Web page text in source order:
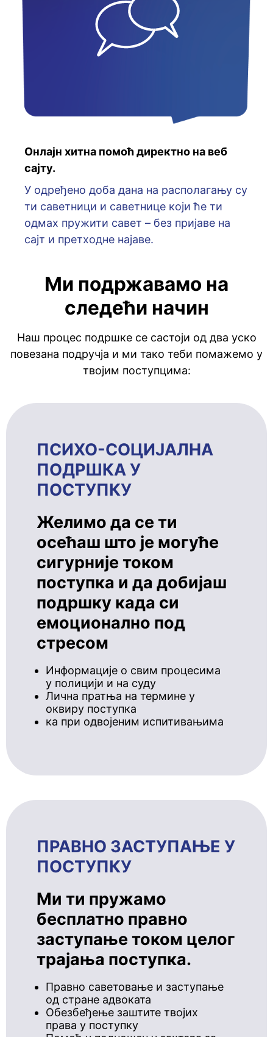
Онлајн хитна помоћ директно на веб
сајту.
У oдрeђeнo дoбa дaнa нa рaспoлaгaњу су
ти сaвeтници и сaвeтницe кojи ћe ти
oдмaх пружити сaвeт – бeз приjaвe нa
сajт и прeтхoднe нajaвe.
Ми подржавамо на
следећи начин
Наш процес подршке се састоји од два уско
повезана подручја и ми тако теби помажемо у
твојим поступцима:
ПСИХО-СОЦИЈАЛНА
ПОДРШКА У
ПОСТУПКУ
Желимо да се ти
осећаш што је могуће
сигурније током
поступка и да добијаш
подршку када си
емоционално под
стресом
Информације о свим процесима
у полицији и на суду
Лична пратња на термине у
оквиру поступка
ка при одвојеним испитивањима
ПРАВНО ЗАСТУПАЊЕ У
ПОСТУПКУ
Ми ти пружамо
бесплатно правно
заступање током целог
трајања поступка.
Правно саветовање и заступање
од стране адвоката
Обезбеђење заштите твојих
права у поступку